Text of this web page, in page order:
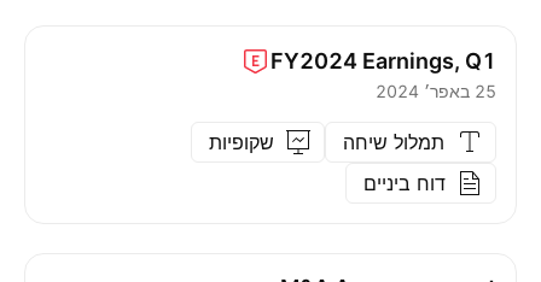
Earnings, Q1
FY2024
25 באפר׳ 2024
תמלול שיחה
שקופיות
דוח ביניים